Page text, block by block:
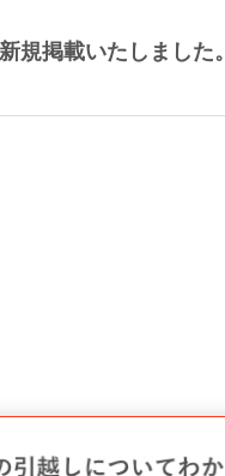
規掲載いたしました。